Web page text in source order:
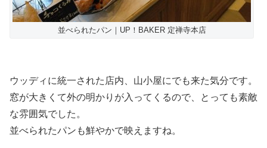
並べられたパン｜UP！BAKER 定禅寺本店
ウッディに統一された店内、山小屋にでも来た気分です。
窓が大きくて外の明かりが入ってくるので、とっても素敵
な雰囲気でした。
並べられたパンも鮮やかで映えますね。